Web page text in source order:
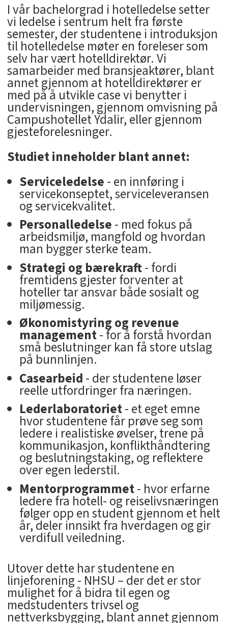
I vår bachelorgrad i hotelledelse setter
vi ledelse i sentrum helt fra første
semester, der studentene i introduksjon
til hotelledelse møter en foreleser som
selv har vært hotelldirektør. Vi
samarbeider med bransjeaktører, blant
annet gjennom at hotelldirektører er
med på å utvikle case vi benytter i
undervisningen, gjennom omvisning på
Campushotellet Ydalir, eller gjennom
gjesteforelesninger.
Studiet inneholder blant annet:
Serviceledelse- en innføring i
servicekonseptet, serviceleveransen
og servicekvalitet.
Personalledelse- med fokus på
arbeidsmiljø, mangfold og hvordan
man bygger sterke team.
Strategi og bærekraft- fordi
fremtidens gjester forventer at
hoteller tar ansvar både sosialt og
miljømessig.
Økonomistyring og revenue
management- for å forstå hvordan
små beslutninger kan få store utslag
på bunnlinjen.
Casearbeid- der studentene løser
reelle utfordringer fra næringen.
Lederlaboratoriet- et eget emne
hvor studentene får prøve seg som
ledere i realistiske øvelser, trene på
kommunikasjon, konflikthåndtering
og beslutningstaking, og reflektere
over egen lederstil.
Mentorprogrammet- hvor erfarne
ledere fra hotell- og reiselivsnæringen
følger opp en student gjennom et helt
år, deler innsikt fra hverdagen og gir
verdifull veiledning.
Utover dette har studentene en
linjeforening - NHSU – der det er stor
mulighet for å bidra til egen og
medstudenters trivsel og
nettverksbygging, blant annet gjennom